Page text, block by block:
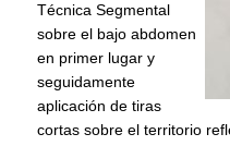
Técnica Segmental
sobre el bajo abdomen
en primer lugar y
seguidamente
aplicación de tiras
cortas sobre el territorio